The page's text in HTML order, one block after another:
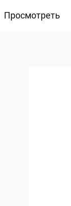
Просмотреть